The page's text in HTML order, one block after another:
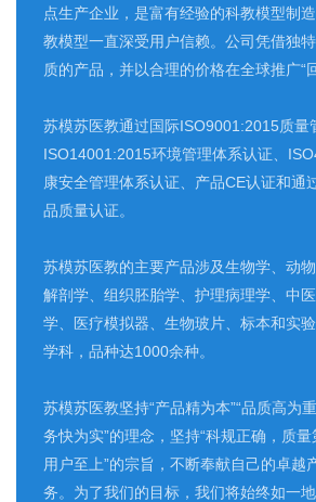
点生产企业，是富有经验的科教模型制
教模型一直深受用户信赖。公司凭借独
质的产品，并以合理的价格在全球推广“
苏模苏医教通过国际ISO9001:2015质量
ISO14001:2015环境管理体系认证、
康安全管理体系认证、产品CE认证和通
品质量认证。
苏模苏医教的主要产品涉及生物学、动
解剖学、组织胚胎学、护理病理学、中
学、医疗模拟器、生物玻片、标本和实
学科，品种达1000余种。
苏模苏医教坚持“产品精为本”“品质高为
务快为实”的理念，坚持“科规正确，质量
用户至上”的宗旨，不断奉献自己的卓越
务。为了我们的目标，我们将始终如一